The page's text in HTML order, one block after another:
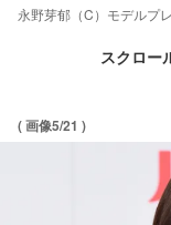
永野芽郁（C）モデルプ
スクロー
( 画像5/21 )